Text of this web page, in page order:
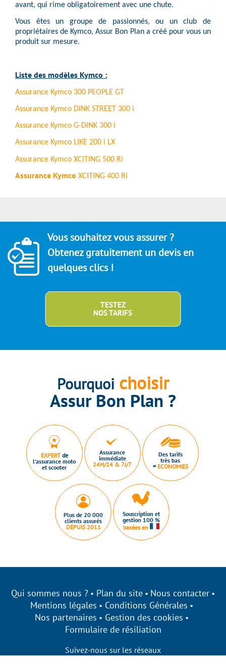
avant, qui rime obligatoirement avec une chute.
Vous êtes un groupe de passionnés, ou un club de
propriétaires de Kymco, Assur Bon Plan a créé pour vous un
produit sur mesure.
Liste des modèles Kymco :
Assurance Kymco 300 PEOPLE GT
Assurance Kymco DINK STREET 300 i
Assurance Kymco G-DINK 300 i
Assurance Kymco LIKE 200 i LX
Assurance Kymco XCITING 500 Ri
Assurance Kymco XCITING 400 Ri
Vous souhaitez vous assurer ?
Obtenez gratuitement un devis en
quelques clics !
TESTEZ
NOS TARIFS
Pourquoi choisir
Assur Bon Plan ?
EXPERTde
l’assurance moto
et scooter
Assurance
immédiate
24H/24 & 7J/7
Des tarifs
très bas
= ECONOMIES
Plus de 20 000
clients assurés
DEPUIS 2011
Souscription et
gestion 100 %
basées en
Qui sommes nous ? Plan du site
Nous contacter
Mentions légales
Conditions Générales
Nos partenaires
Gestion des cookies
Formulaire de résiliation
Suivez-nous sur les réseaux